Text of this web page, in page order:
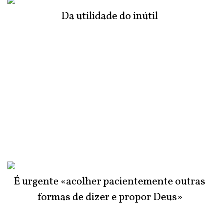
Da utilidade do inútil
É urgente «acolher pacientemente outras
formas de dizer e propor Deus»